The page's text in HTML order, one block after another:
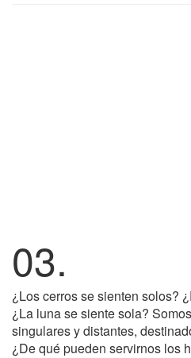
03.
¿Los cerros se sienten solos?
¿La luna se siente sola?
singulares y distantes,
¿De qué pueden servirnos los